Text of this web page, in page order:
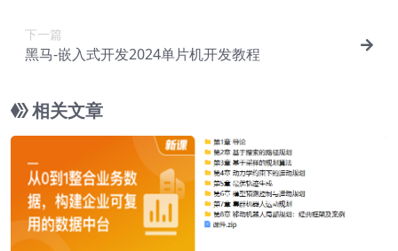
下一篇
黑马-嵌入式开发2024单片机开发教程
相关文章